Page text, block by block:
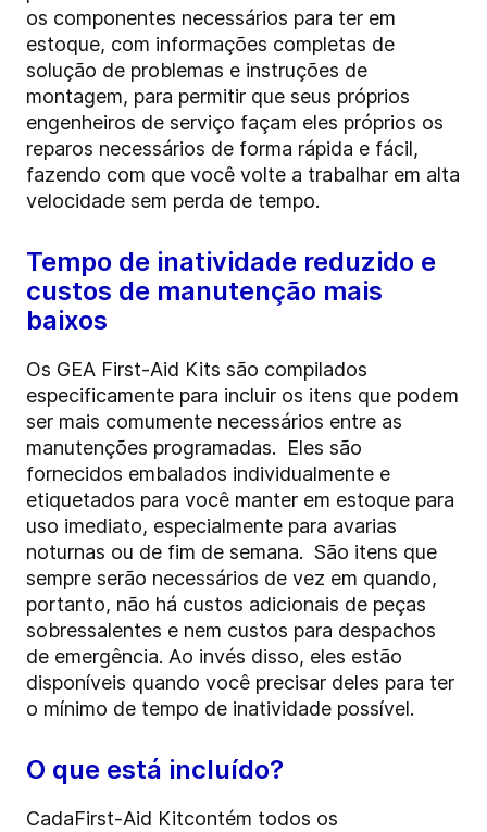
os componentes necessários para ter em
estoque, com informações completas de
solução de problemas e instruções de
montagem, para permitir que seus próprios
engenheiros de serviço façam eles próprios os
reparos necessários de forma rápida e fácil,
fazendo com que você volte a trabalhar em alta
velocidade sem perda de tempo.
Tempo de inatividade reduzido e
custos de manutenção mais
baixos
Os GEA First-Aid Kits são compilados
especificamente para incluir os itens que podem
ser mais comumente necessários entre as
manutenções programadas. Eles são
fornecidos embalados individualmente e
etiquetados para você manter em estoque para
uso imediato, especialmente para avarias
noturnas ou de fim de semana. São itens que
sempre serão necessários de vez em quando,
portanto, não há custos adicionais de peças
sobressalentes e nem custos para despachos
de emergência. Ao invés disso, eles estão
disponíveis quando você precisar deles para ter
o mínimo de tempo de inatividade possível.
O que está incluído?
CadaFirst-Aid Kitcontém todos os